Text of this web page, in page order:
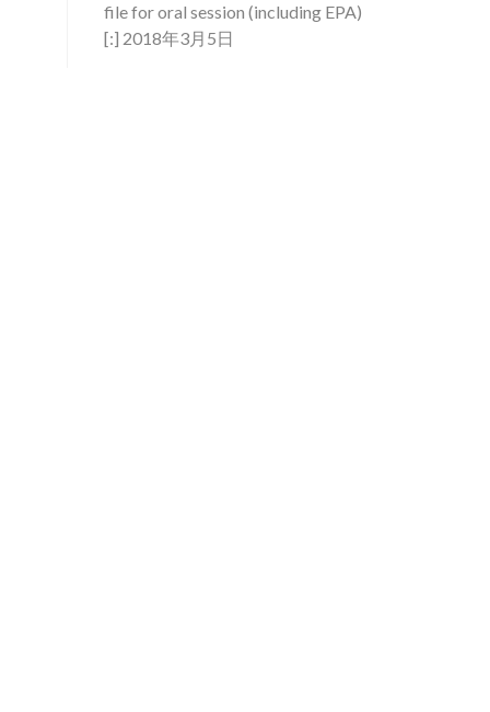
file for oral session (including EPA)
[:] 2018年3月5日